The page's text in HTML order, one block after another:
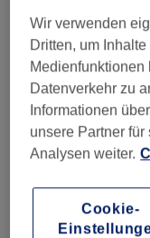
30 Min. - 1 Std.
Schnellansicht
Montag
Dienstag
Mittwoch
Donnerstag
Samstag
Sonntag
Wir verwenden
Dritten, um
Medienfunktionen
Datenverkehr zu
Informationen
unsere Partner
Analysen weiter.
Cookie-